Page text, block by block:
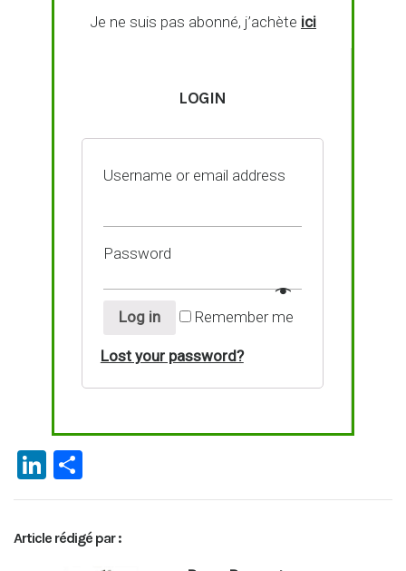
Je ne suis pas abonné, j’achète ici
LOGIN
Username or email address
Password
Log in Remember me
Lost your password?
Li
n
ke
dI
ar
ta
g
Article rédigé par :